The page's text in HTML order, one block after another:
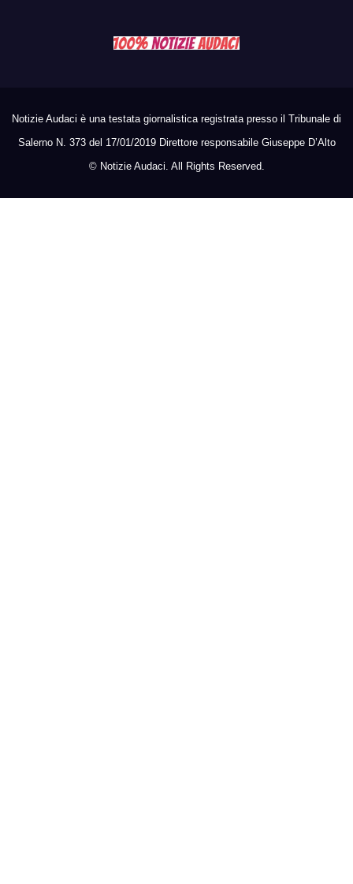
Notizie Audaci è una testata giornalistica registrata presso il Tribunale di
Salerno N. 373 del 17/01/2019 Direttore responsabile Giuseppe D’Alto
© Notizie Audaci. All Rights Reserved.